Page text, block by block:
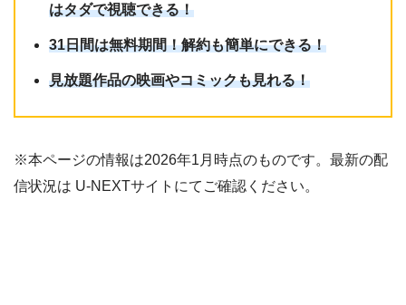
はタダで視聴できる！
31日間は無料期間！解約も簡単にできる！
見放題作品の映画やコミックも見れる！
※本ページの情報は2026年1月時点のものです。最新の配
信状況は U-NEXTサイトにてご確認ください。